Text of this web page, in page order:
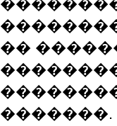
��
�������.